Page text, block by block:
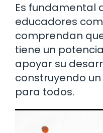
Es fundamental
educadores
comprendan
tiene un
apoyar su
construyendo
para todos.